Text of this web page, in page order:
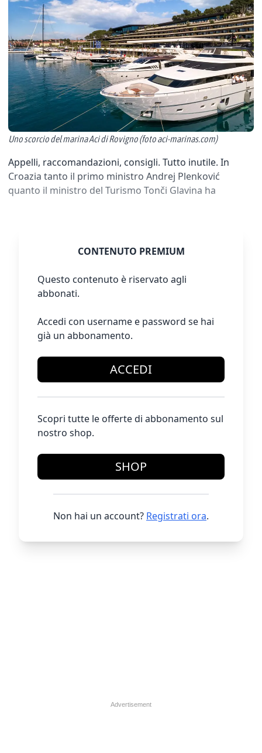
Uno scorcio del marina Aci di Rovigno (foto aci-marinas.com)
Appelli, raccomandazioni, consigli. Tutto inutile. In
Croazia tanto il primo ministro Andrej Plenković
quanto il ministro del Turismo Tonči Glavina ha
CONTENUTO PREMIUM
Questo contenuto è riservato agli
abbonati.
Accedi con username e password se hai
già un abbonamento.
ACCEDI
Scopri tutte le offerte di abbonamento sul
nostro shop.
SHOP
Non hai un account? Registrati ora.